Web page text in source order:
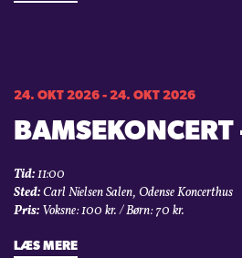
24. OKT 2026 - 24. OKT 2026
BAMSEKONCERT
Tid:11:00
Sted:Carl Nielsen Salen, Odense Koncerthus
Pris: Voksne: 100 kr. / Børn: 70 kr.
LÆS MERE